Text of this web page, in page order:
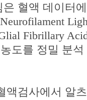
혈액 데이터
Fibrillary
도를 정밀 분
액검사에서 알